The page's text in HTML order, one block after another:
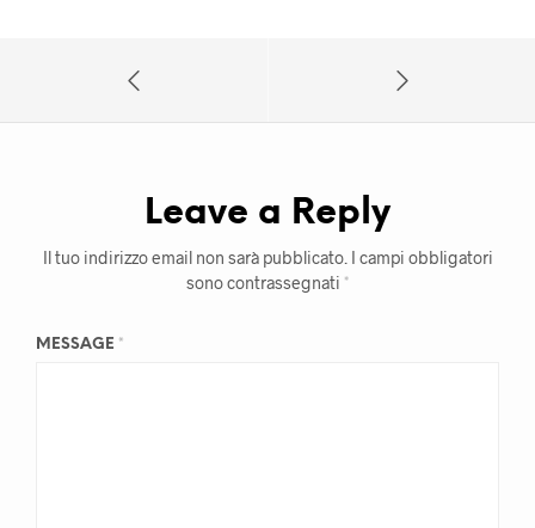
Leave a Reply
Il tuo indirizzo email non sarà pubblicato. I campi obbligatori
sono contrassegnati *
MESSAGE *